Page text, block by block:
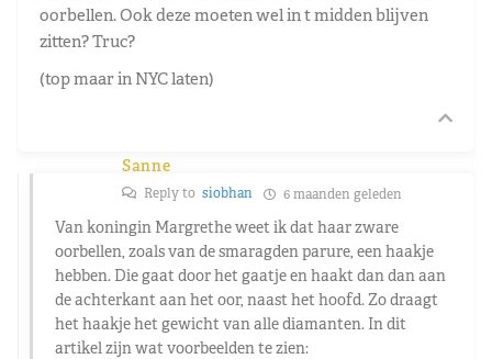
oorbellen. Ook deze moeten wel in t midden blijven
zitten? Truc?
(top maar in NYC laten)
Sanne
Reply to siobhan 6 maanden geleden
Van koningin Margrethe weet ik dat haar zware
oorbellen, zoals van de smaragden parure, een haakje
hebben. Die gaat door het gaatje en haakt dan dan aan
de achterkant aan het oor, naast het hoofd. Zo draagt
het haakje het gewicht van alle diamanten. In dit
artikel zijn wat voorbeelden te zien: